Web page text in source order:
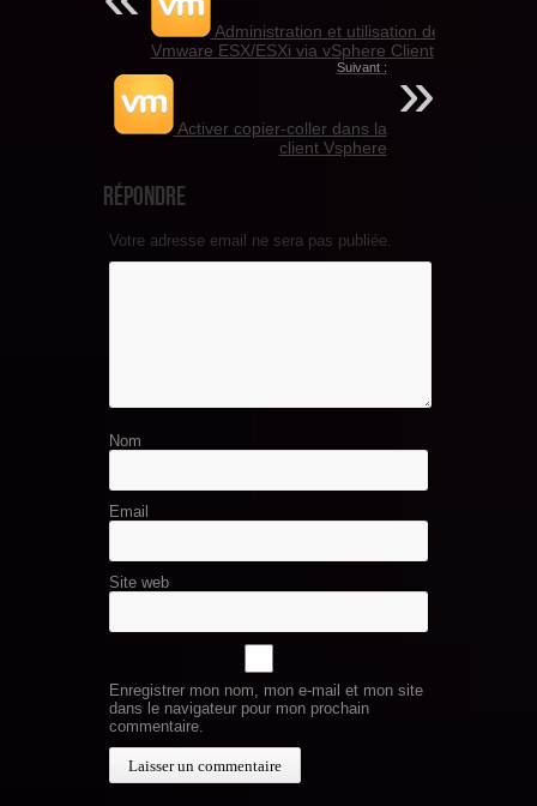
Administration et utilisation de
Vmware ESX/ESXi via vSphere Client
Suivant :
Activer copier-coller dans la
client Vsphere
Répondre
Votre adresse email ne sera pas publiée.
Nom
Email
Site web
Enregistrer mon nom, mon e-mail et mon site
dans le navigateur pour mon prochain
commentaire.